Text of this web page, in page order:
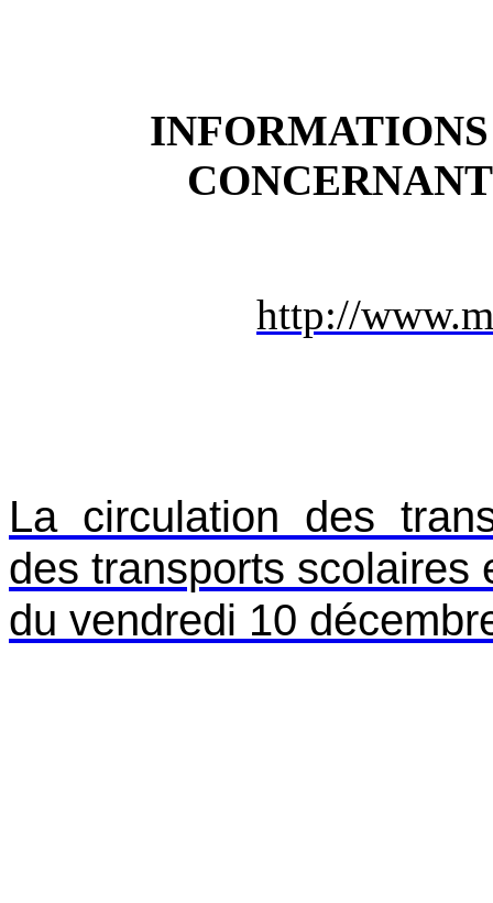
http://
La circulation des
des transports scolaires
du vendredi 10